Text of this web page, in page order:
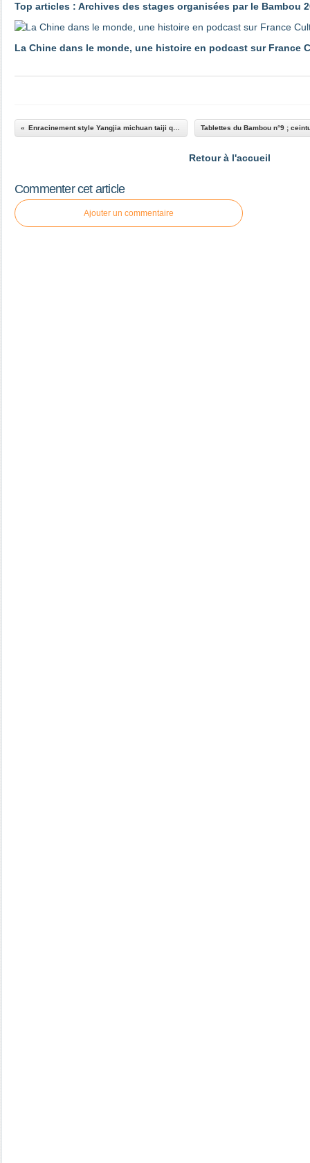
Top articles : Archives des stages organisées par le Bambou
La Chine dans le monde, une histoire en podcast sur France
Retour à l'accueil
Commenter cet article
Ajouter un commentaire